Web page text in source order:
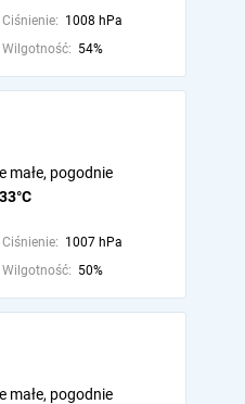
Ciśnienie: 1008 hPa
Wilgotność: 54%
33°C
małe, pogodnie
Ciśnienie: 1007 hPa
Wilgotność: 50%
małe, pogodnie